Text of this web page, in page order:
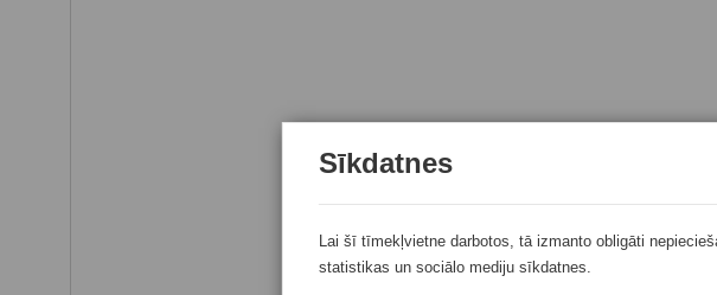
Sīkdatnes
Lai šī tīmekļvietne darbotos, tā izmanto obligāti
statistikas un sociālo mediju sīkdatnes.